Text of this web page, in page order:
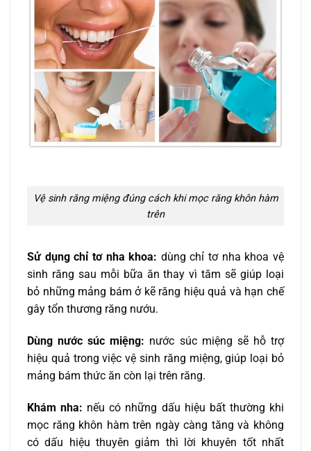
Vệ sinh răng miệng đúng cách khi mọc răng khôn hàm
trên
Sử dụng chỉ tơ nha khoa: dùng chỉ tơ nha khoa vệ
sinh răng sau mỗi bữa ăn thay vì tăm sẽ giúp loại
bỏ những mảng bám ở kẽ răng hiệu quả và hạn chế
gây tổn thương răng nướu.
Dùng nước súc miệng: nước súc miệng sẽ hỗ trợ
hiệu quả trong việc vệ sinh răng miệng, giúp loại bỏ
mảng bám thức ăn còn lại trên răng.
Khám nha: nếu có những dấu hiệu bất thường khi
mọc răng khôn hàm trên ngày càng tăng và không
có dấu hiệu thuyên giảm thì lời khuyên tốt nhất